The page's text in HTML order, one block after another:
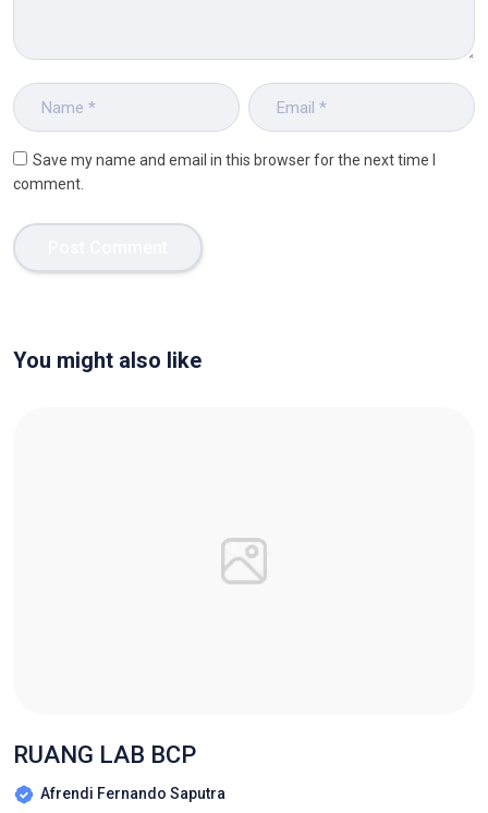
Save my name and email in this browser for the next time I
comment.
You might also like
RUANG LAB BCP
Afrendi Fernando Saputra